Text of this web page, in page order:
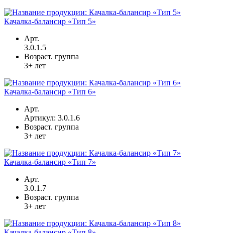
Качалка-балансир «Тип 5»
Арт.
3.0.1.5
Возраст. группа
3+ лет
Качалка-балансир «Тип 6»
Арт.
Артикул: 3.0.1.6
Возраст. группа
3+ лет
Качалка-балансир «Тип 7»
Арт.
3.0.1.7
Возраст. группа
3+ лет